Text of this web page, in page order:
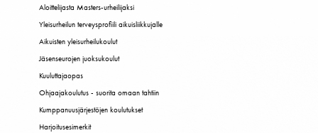
Aloittelijasta Masters-urheilijaksi
Yleisurheilun terveysprofiili aikuisliikkujalle
Aikuisten yleisurheilukoulut
Jäsenseurojen juoksukoulut
Kuuluttajaopas
Ohjaajakoulutus - suorita omaan tahtiin
Kumppanuusjärjestöjen koulutukset
Harjoitusesimerkit